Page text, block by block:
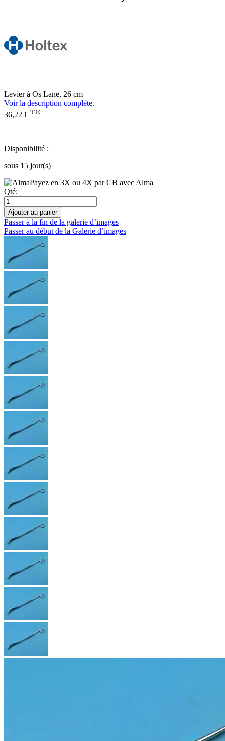
Levier à Os Lane, 26 cm
Voir la description complète.
36,22 € TTC
Disponibilité :
sous 15 jour(s)
Payez en 3X ou 4X par CB avec Alma
Qté:
Ajouter au panier
Passer à la fin de la galerie d’images
Passer au début de la Galerie d’images